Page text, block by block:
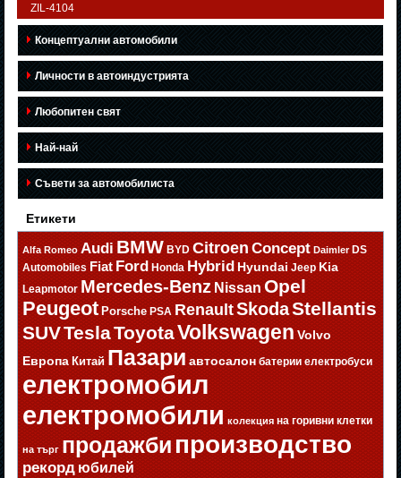
ZIL-4104
Концептуални автомобили
Личности в автоиндустрията
Любопитен свят
Най-най
Съвети за автомобилиста
Етикети
Alfa Romeo Audi BMW BYD Citroen Concept Daimler DS
Automobiles Fiat Ford Honda Hybrid Hyundai Jeep Kia
Leapmotor Mercedes-Benz Nissan Opel
Peugeot Porsche PSA RenaultSkodaStellantis
SUVTeslaToyotaVolkswagen Volvo
Европа Китай Пазари автосалон батерии електробуси
електромобил
електромобили колекция на горивни клетки
на търг продажбипроизводство
рекорд юбилей